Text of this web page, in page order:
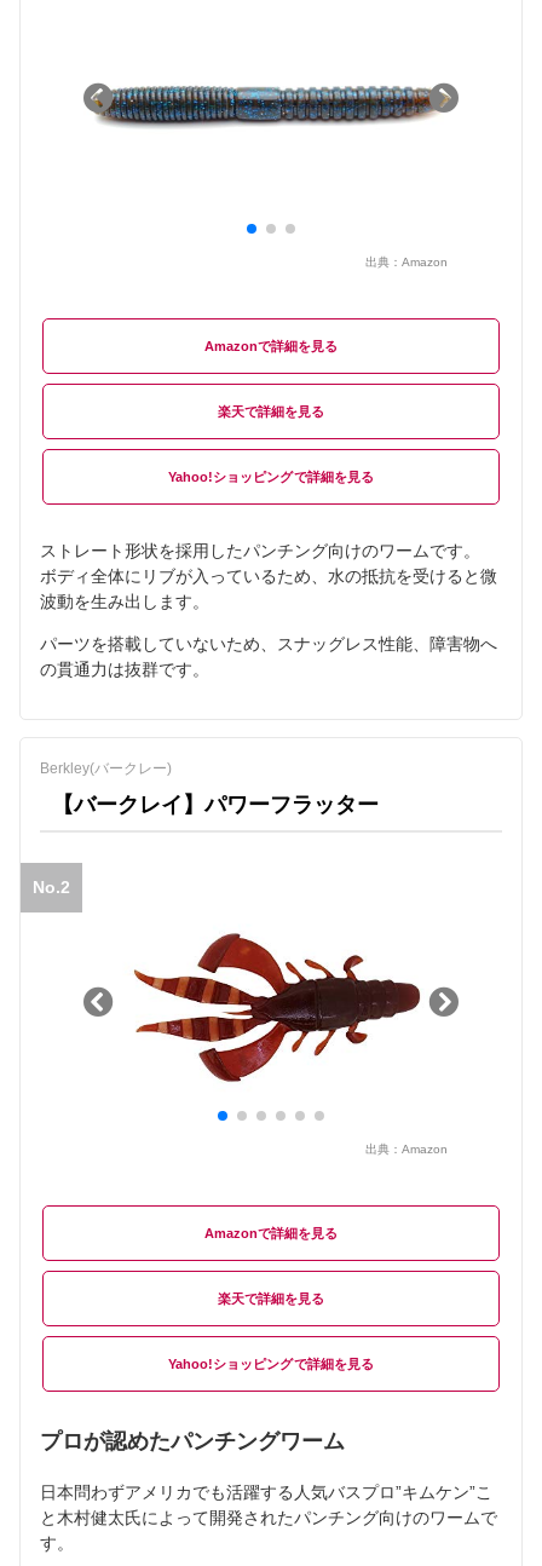
出典： Amazon
Amazon
楽天
Yahoo!ショッピング
ストレート形状を採用したパンチング向けのワームです。
ボディ全体にリブが入っているため、水の抵抗を受けると微
波動を生み出します。
パーツを搭載していないため、スナッグレス性能、障害物へ
の貫通力は抜群です。
Berkley(バークレー)
【バークレイ】パワーフラッター
No.2
出典： Amazon
Amazon
楽天
Yahoo!ショッピング
プロが認めたパンチングワーム
日本問わずアメリカでも活躍する人気バスプロ”キムケン”こ
と木村健太氏によって開発されたパンチング向けのワームで
す。